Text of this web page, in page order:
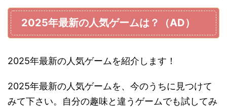
2025年最新の人気ゲームは？（AD）
2025年最新の人気ゲームを紹介します！
2025年最新の人気ゲームを、今のうちに見つけて
みて下さい。自分の趣味と違うゲームでも試してみ